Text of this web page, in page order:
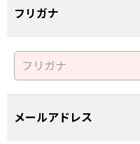
フリガナ
メールアドレス